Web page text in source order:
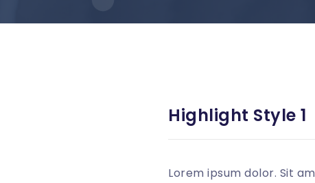
Highlight Style 1
Lorem ipsum dolor. Sit